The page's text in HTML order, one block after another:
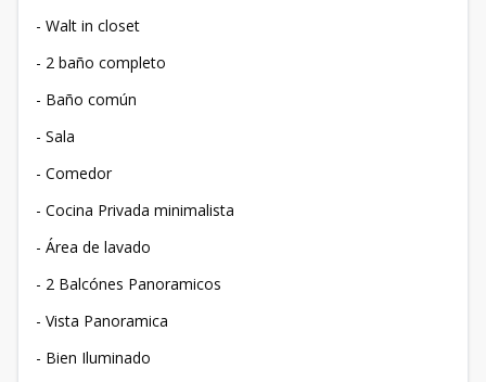
- Walt in closet
- 2 baño completo
- Baño común
- Sala
- Comedor
- Cocina Privada minimalista
- Área de lavado
- 2 Balcónes Panoramicos
- Vista Panoramica
- Bien Iluminado